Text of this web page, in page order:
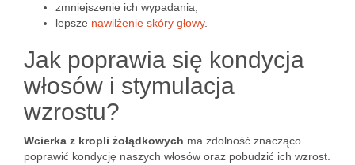
zmniejszenie ich wypadania,
lepsze nawilżenie skóry głowy.
Jak poprawia się kondycja
włosów i stymulacja
wzrostu?
Wcierka z kropli żołądkowych ma zdolność znacząco
poprawić kondycję naszych włosów oraz pobudzić ich wzrost.